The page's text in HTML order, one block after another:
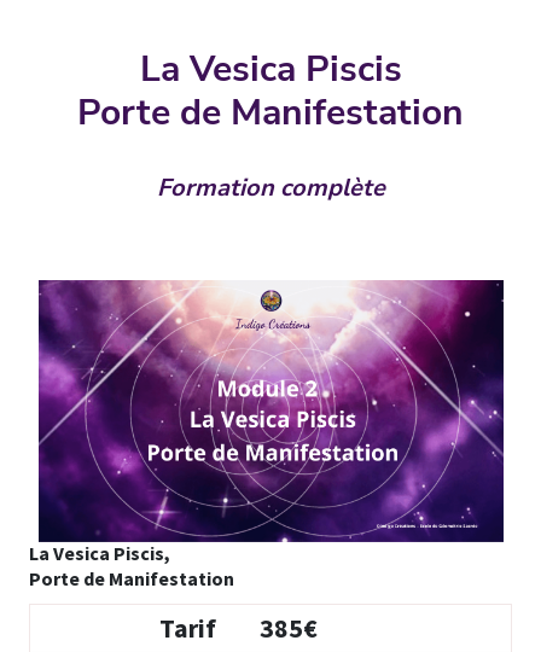
La Vesica Piscis
Porte de Manifestation
Formation complète
La Vesica Piscis,
Porte de Manifestation
Tarif 385€